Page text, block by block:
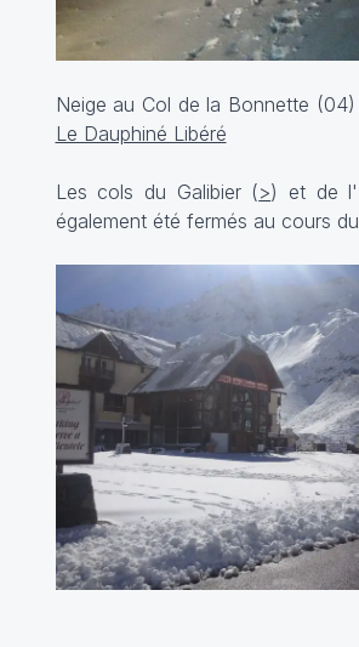
Neige au Col de la Bonnette
Le Dauphiné Libéré
Les cols du Galibier (>) et de
également été fermés au cours